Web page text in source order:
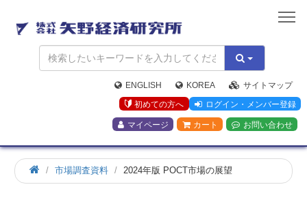
矢
野
経
済
研
究
所
ENGLISH KOREA
サイトマップ
初めての方へ
ログイン・メンバー登録
マイページ カート お問い合わせ
市場調査資料 2024年版 POCT市場の展望